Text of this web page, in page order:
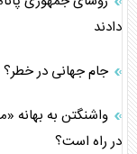
دادند
جام جهانی در خطر؟
واشنگتن به بهانه
در راه است؟